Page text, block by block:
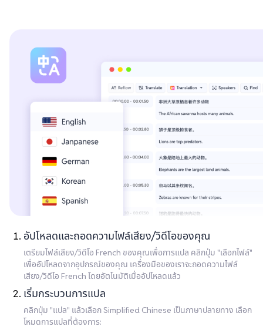
อัปโหลดและถอดความไฟล์เสียง/วิดีโอของคุณ
เตรียมไฟล์เสียง/วิดีโอ French ของคุณเพื่อการแปล คลิกปุ่ม "เลือกไฟล์"
เพื่ออัปโหลดจากอุปกรณ์ของคุณ เครื่องมือของเราจะถอดความไฟล์
เสียง/วิดีโอ French โดยอัตโนมัติเมื่ออัปโหลดแล้ว
เริ่มกระบวนการแปล
คลิกปุ่ม "แปล" แล้วเลือก Simplified Chinese เป็นภาษาปลายทาง เลือก
โหมดการแปลที่ต้องการ: